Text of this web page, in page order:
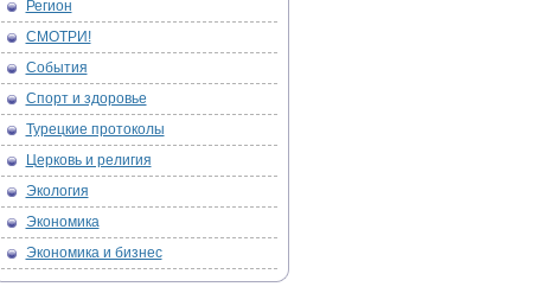
Регион
СМОТРИ!
События
Спорт и здоровье
Турецкие протоколы
Церковь и религия
Экология
Экономика
Экономика и бизнес